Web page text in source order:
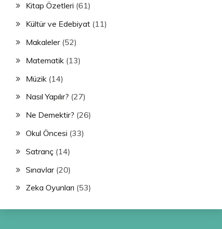
Kitap Özetleri (61)
Kültür ve Edebiyat (11)
Makaleler(52)
Matematik (13)
Müzik (14)
Nasıl Yapılır? (27)
Ne Demektir? (26)
Okul Öncesi (33)
Satranç (14)
Sınavlar(20)
Zeka Oyunları (53)